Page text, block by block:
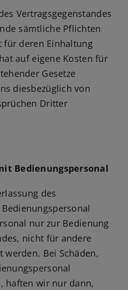
Vertragsgegenstandes
sämtliche Pflichten
für deren Einhaltung
auf eigene Kosten für
Gesetze
diesbezüglich von
Dritter
Bedienungspersonal
des
nur zur Bedienung
nicht für andere
werden. Bei Schäden,
haften wir nur dann,